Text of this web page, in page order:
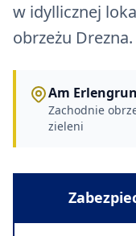
w idyllicznej
obrzeżu Drezna.
Am
Zachodnie
zieleni